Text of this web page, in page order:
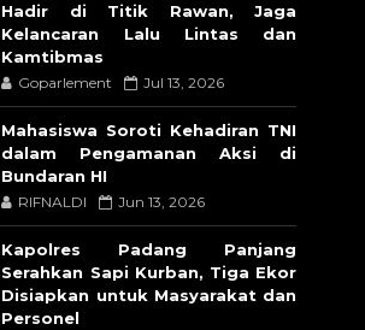
Hadir di Titik Rawan, Jaga
Kelancaran Lalu Lintas dan
Kamtibmas
Goparlement Jul 13, 2026
Mahasiswa Soroti Kehadiran TNI
dalam Pengamanan Aksi di
Bundaran HI
RIFNALDI Jun 13, 2026
Kapolres Padang Panjang
Serahkan Sapi Kurban, Tiga Ekor
Disiapkan untuk Masyarakat dan
Personel